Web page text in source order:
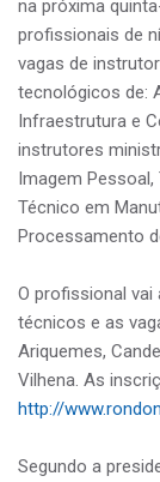
na próxima
profissionais de
vagas de
tecnológicos de:
Infraestrutura e
instrutores
Imagem
Técnico em
Processamento
O profissional
técnicos e as
Ariquemes,
Vilhena. As
http://
Segundo a